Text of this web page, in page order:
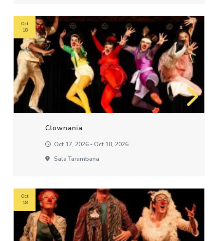
Clownania
Oct 17, 2026 - Oct 18, 2026
Sala Tarambana
Oct
18
Oct
18